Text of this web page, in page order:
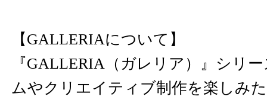
【GALLERIAについて】
『GALLERIA（ガレリア）』シリ
ムやクリエイティブ制作を楽しみ